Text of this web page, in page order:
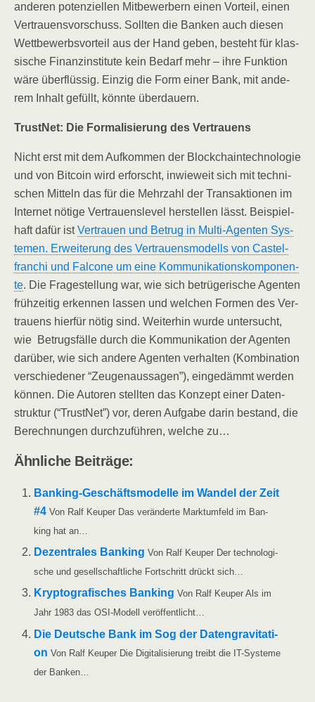
ande­ren poten­zi­el­len Mit­be­wer­bern einen Vor­teil, einen
Ver­trau­ens­vor­schuss. Soll­ten die Ban­ken auch die­sen
Wett­be­werbs­vor­teil aus der Hand geben, besteht für klas­
si­sche Finanz­in­sti­tu­te kein Bedarf mehr – ihre Funk­ti­on
wäre über­flüs­sig. Ein­zig die Form einer Bank, mit ande­
rem Inhalt gefüllt, könn­te überdauern.
Trust­Net: Die For­ma­li­sie­rung des Vertrauens
Nicht erst mit dem Auf­kom­men der Block­chain­tech­no­lo­gie
und von Bit­co­in wird erforscht, inwie­weit sich mit tech­ni­
schen Mit­teln das für die Mehr­zahl der Trans­ak­tio­nen im
Inter­net nöti­ge Ver­trau­ens­le­vel her­stel­len lässt. Bei­spiel­
haft dafür istVer­trau­en und Betrug in Mul­ti-Agen­ten Sys­
te­men. Erwei­te­rung des Ver­trau­ens­mo­dells von Cas­tel­
fran­chi und Fal­co­ne um eine Kom­mu­ni­ka­ti­ons­kom­po­nen­
te. Die Fra­ge­stel­lung war, wie sich betrü­ge­ri­sche Agen­ten
früh­zei­tig erken­nen las­sen und wel­chen For­men des Ver­
trau­ens hier­für nötig sind. Wei­ter­hin wur­de unter­sucht,
wie Betrugs­fäl­le durch die Kom­mu­ni­ka­ti­on der Agen­ten
dar­über, wie sich ande­re Agen­ten ver­hal­ten (Kom­bi­na­ti­on
ver­schie­de­ner “Zeu­gen­aus­sa­gen”), ein­ge­dämmt wer­den
kön­nen. Die Autoren stell­ten das Kon­zept einer Daten­
struk­tur (“Trust­Net”) vor, deren Auf­ga­be dar­in bestand, die
Berech­nun­gen durch­zu­füh­ren, wel­che zu…
Ähn­li­che Beiträge:
Ban­king-Geschäfts­­­mo­­del­­le im Wan­del der Zeit
#4 Von Ralf Keu­per Das ver­än­der­te Markt­um­feld im Ban­
king hat an…
Dezen­tra­les Ban­king Von Ralf Keu­per Der tech­no­lo­gi­
sche und gesell­schaft­li­che Fort­schritt drückt sich…
Kryp­to­gra­fi­sches Ban­king Von Ralf Keu­per Als im
Jahr 1983 das OSI-Modell veröffentlicht…
Die Deut­sche Bank im Sog der Daten­gra­vi­ta­ti­
on Von Ralf Keu­per Die Digi­ta­li­sie­rung treibt die IT-Sys­­te­­me
der Banken…